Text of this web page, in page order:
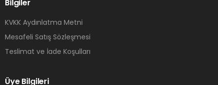
Bilgiler
KVKK Aydınlatma Metni
Mesafeli Satış Sözleşmesi
Teslimat ve İade Koşulları
Üye Bilgileri